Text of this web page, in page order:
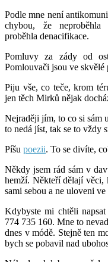
Podle mne není
chybou, že neproběhla
proběhla denacifikace.
Pomluvy za zády od
Pomlouvači jsou ve
Piju vše, co teče, krom
jen těch Mirků nějak
Nejraději jím, to co si sám
to nedá jíst, tak se to vždy
Píšu poezii. To se divíte,
Někdy jsem rád sám v
hemží. Někteří dělají
sami sebou a ne uloveni ve
Kdybyste mi chtěli
774 735 160. Mne to
dnes v módě. Stejně ten
bych se pobavil nad